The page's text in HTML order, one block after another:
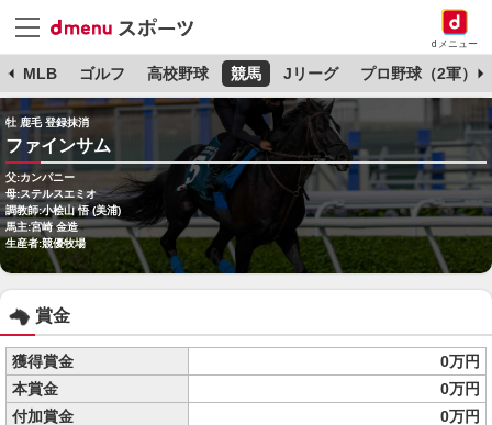
dメニュー
MLB ゴルフ 高校野球 競馬 Jリーグ プロ野球（2軍）
牡 鹿毛 登録抹消
ファインサム
父:カンパニー
母:ステルスエミオ
調教師:小桧山 悟 (美浦)
馬主:宮崎 金造
生産者:競優牧場
賞金
獲得賞金
0万円
本賞金
0万円
付加賞金
0万円